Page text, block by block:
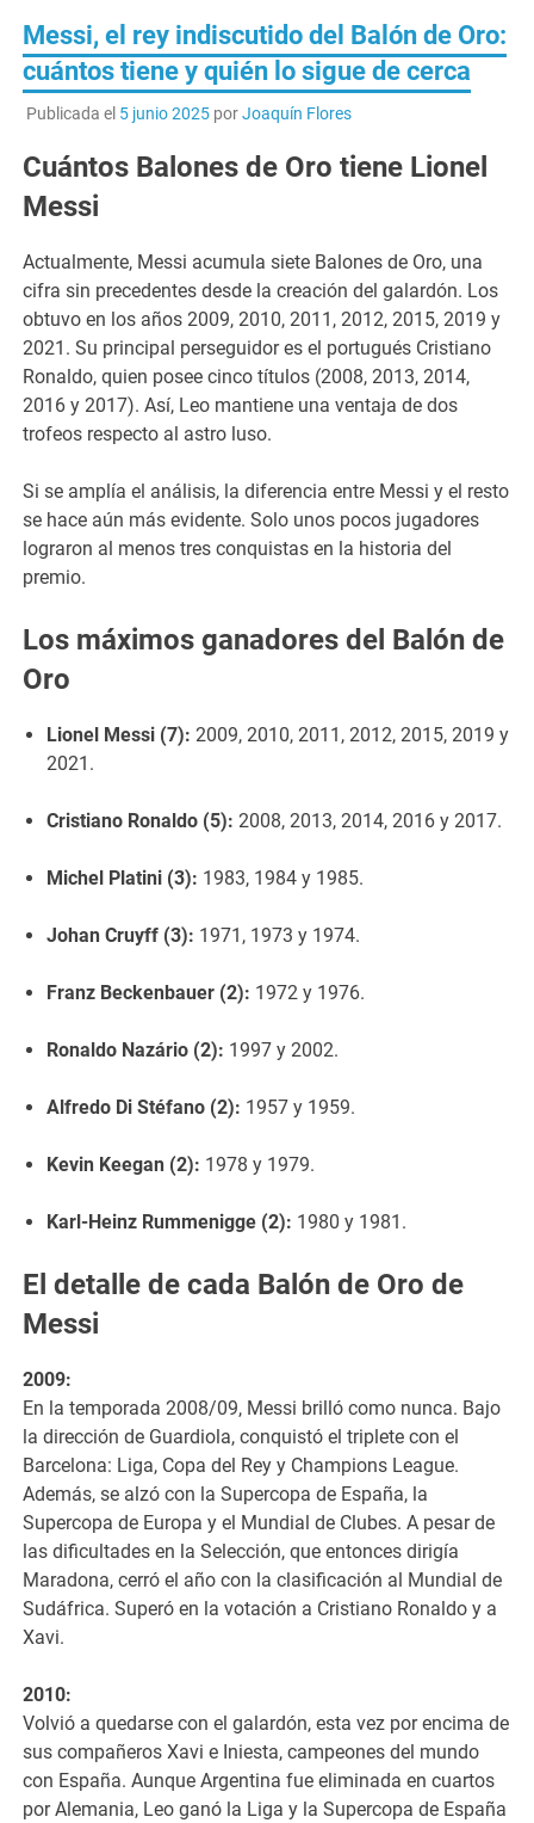
Messi, el rey indiscutido del Balón de Oro:
cuántos tiene y quién lo sigue de cerca
Publicada el 5 junio 2025porJoaquín Flores
Cuántos Balones de Oro tiene Lionel
Messi
Actualmente, Messi acumula siete Balones de Oro, una
cifra sin precedentes desde la creación del galardón. Los
obtuvo en los años 2009, 2010, 2011, 2012, 2015, 2019 y
2021. Su principal perseguidor es el portugués Cristiano
Ronaldo, quien posee cinco títulos (2008, 2013, 2014,
2016 y 2017). Así, Leo mantiene una ventaja de dos
trofeos respecto al astro luso.
Si se amplía el análisis, la diferencia entre Messi y el resto
se hace aún más evidente. Solo unos pocos jugadores
lograron al menos tres conquistas en la historia del
premio.
Los máximos ganadores del Balón de
Oro
Lionel Messi (7): 2009, 2010, 2011, 2012, 2015, 2019 y
2021.
Cristiano Ronaldo (5): 2008, 2013, 2014, 2016 y 2017.
Michel Platini (3): 1983, 1984 y 1985.
Johan Cruyff (3): 1971, 1973 y 1974.
Franz Beckenbauer (2): 1972 y 1976.
Ronaldo Nazário (2): 1997 y 2002.
Alfredo Di Stéfano (2): 1957 y 1959.
Kevin Keegan (2): 1978 y 1979.
Karl-Heinz Rummenigge (2): 1980 y 1981.
El detalle de cada Balón de Oro de
Messi
2009:
En la temporada 2008/09, Messi brilló como nunca. Bajo
la dirección de Guardiola, conquistó el triplete con el
Barcelona: Liga, Copa del Rey y Champions League.
Además, se alzó con la Supercopa de España, la
Supercopa de Europa y el Mundial de Clubes. A pesar de
las dificultades en la Selección, que entonces dirigía
Maradona, cerró el año con la clasificación al Mundial de
Sudáfrica. Superó en la votación a Cristiano Ronaldo y a
Xavi.
2010:
Volvió a quedarse con el galardón, esta vez por encima de
sus compañeros Xavi e Iniesta, campeones del mundo
con España. Aunque Argentina fue eliminada en cuartos
por Alemania, Leo ganó la Liga y la Supercopa de España